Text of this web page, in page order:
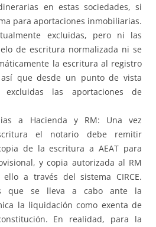
en estas sociedades, si
para aportaciones inmobiliarias.
excluidas, pero ni las
de escritura normalizada ni se
la escritura al registro
que desde un punto de vista
excluidas las aportaciones de
a Hacienda y RM: Una vez
el notario debe remitir
de la escritura a AEAT para
y copia autorizada al RM
a través del sistema CIRCE.
que se lleva a cabo ante la
la liquidación como exenta de
En realidad, para la